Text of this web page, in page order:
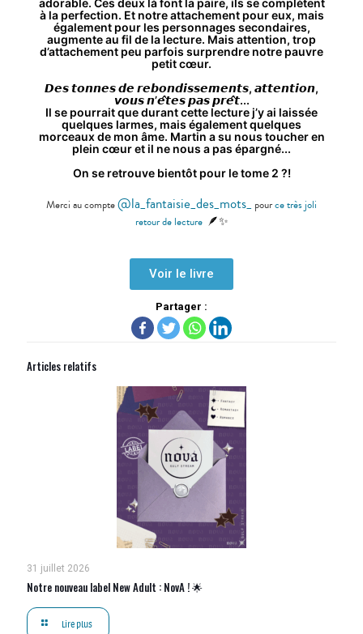
adorable. Ces deux là font la paire, ils se complètent
à la perfection. Et notre attachement pour eux, mais
également pour les personnages secondaires,
augmente au fil de la lecture. Mais attention, trop
d’attachement peu parfois surprendre notre pauvre
petit cœur.
𝘿𝙚𝙨 𝙩𝙤𝙣𝙣𝙚𝙨 𝙙𝙚 𝙧𝙚𝙗𝙤𝙣𝙙𝙞𝙨𝙨𝙚𝙢𝙚𝙣𝙩𝙨, 𝙖𝙩𝙩𝙚𝙣𝙩𝙞𝙤𝙣,
𝙫𝙤𝙪𝙨 𝙣’𝙚̂𝙩𝙚𝙨 𝙥𝙖𝙨 𝙥𝙧𝙚̂𝙩...
Il se pourrait que durant cette lecture j’y ai laissée
quelques larmes, mais également quelques
morceaux de mon âme. Martin a su nous toucher en
plein cœur et il ne nous a pas épargné...
On se retrouve bientôt pour le tome 2 ?!
Merci au compte@la_fantaisie_des_mots_ pource très joli
retour de lecture 🪶✨
Voir le livre
Partager :
Articles relatifs
31 juillet 2026
Notre nouveau label New Adult : NovA ! 🌟
Lire plus